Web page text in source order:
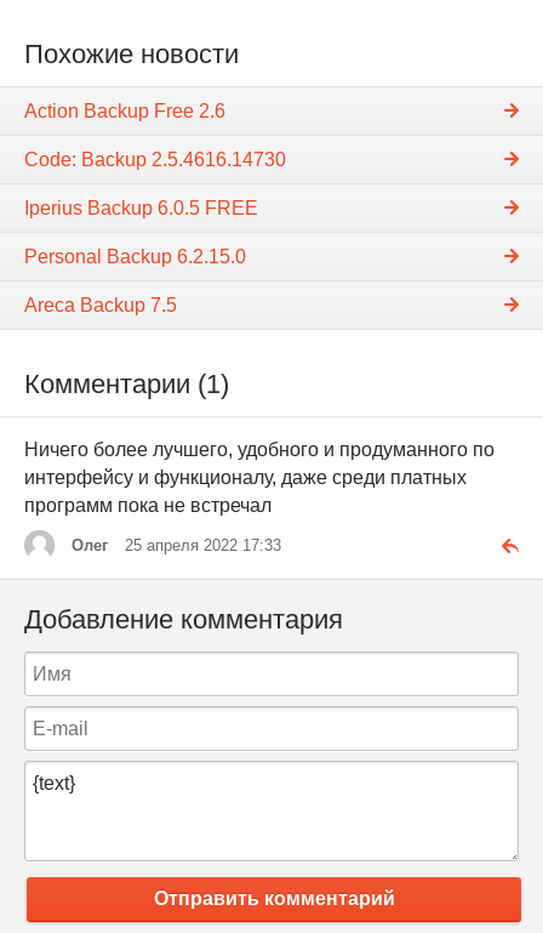
Похожие новости
Action Backup Free 2.6
Code: Backup 2.5.4616.14730
Iperius Backup 6.0.5 FREE
Personal Backup 6.2.15.0
Areca Backup 7.5
Комментарии (1)
Ничего более лучшего, удобного и продуманного по
интерфейсу и функционалу, даже среди платных
программ пока не встречал
Олег 25 апреля 2022 17:33
Добавление комментария
Отправить комментарий